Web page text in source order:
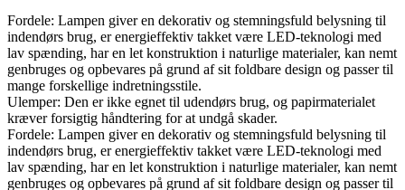
Fordele: Lampen giver en dekorativ og stemningsfuld belysning til
indendørs brug, er energieffektiv takket være LED-teknologi med
lav spænding, har en let konstruktion i naturlige materialer, kan nemt
genbruges og opbevares på grund af sit foldbare design og passer til
mange forskellige indretningsstile.
Ulemper: Den er ikke egnet til udendørs brug, og papirmaterialet
kræver forsigtig håndtering for at undgå skader.
Fordele: Lampen giver en dekorativ og stemningsfuld belysning til
indendørs brug, er energieffektiv takket være LED-teknologi med
lav spænding, har en let konstruktion i naturlige materialer, kan nemt
genbruges og opbevares på grund af sit foldbare design og passer til